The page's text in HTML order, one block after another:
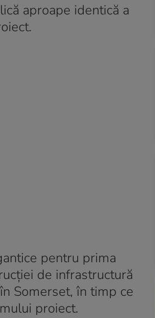
aproape identică a
pentru prima
de infrastructură
Somerset, în timp ce
proiect.